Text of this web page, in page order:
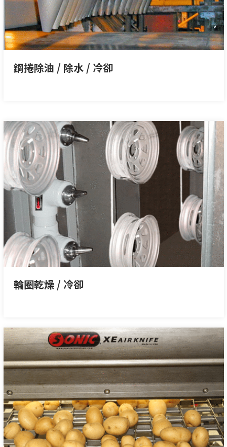
鋼捲除油 / 除水 / 冷卻
輪圈乾燥 / 冷卻